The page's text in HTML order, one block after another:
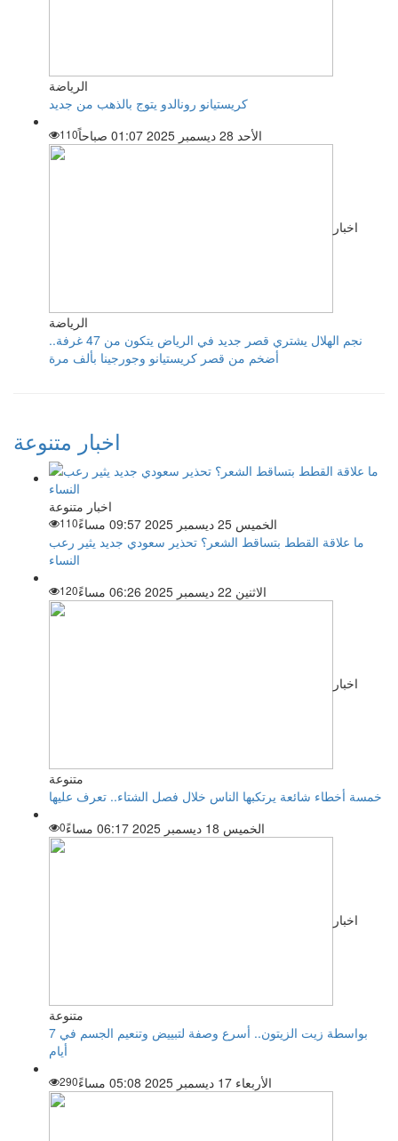
الرياضة
كريستيانو رونالدو يتوج بالذهب من جديد
الأحد 28 ديسمبر 2025 01:07 صباحاً
110
اخبار
الرياضة
نجم الهلال يشتري قصر جديد في الرياض يتكون من 47 غرفة..
أضخم من قصر كريستيانو وجورجينا بألف مرة
اخبار متنوعة
اخبار متنوعة
الخميس 25 ديسمبر 2025 09:57 مساءً
110
ما علاقة القطط بتساقط الشعر؟ تحذير سعودي جديد يثير رعب
النساء
الاثنين 22 ديسمبر 2025 06:26 مساءً
120
اخبار
متنوعة
خمسة أخطاء شائعة يرتكبها الناس خلال فصل الشتاء.. تعرف عليها
الخميس 18 ديسمبر 2025 06:17 مساءً
0
اخبار
متنوعة
بواسطة زيت الزيتون.. أسرع وصفة لتبييض وتنعيم الجسم في 7
أيام
الأربعاء 17 ديسمبر 2025 05:08 مساءً
290